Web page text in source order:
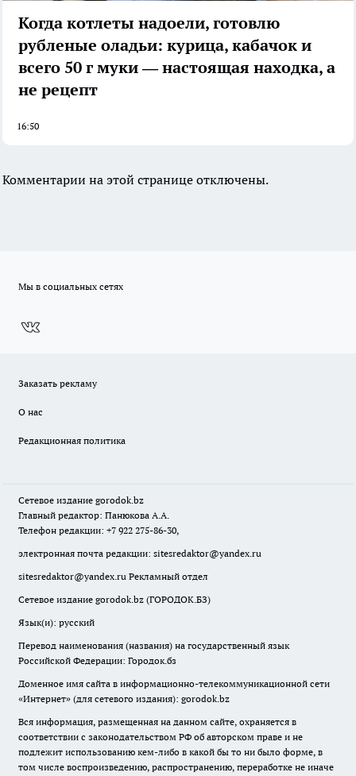
Когда котлеты надоели, готовлю
рубленые оладьи: курица, кабачок и
всего 50 г муки — настоящая находка, а
не рецепт
16:50
Комментарии на этой странице отключены.
Мы в социальных сетях
Заказать рекламу
О нас
Редакционная политика
Сетевое издание gorodok.bz
Главный редактор: Панюкова А.А.
Телефон редакции: +7 922 275-86-30,
электронная почта редакции: sitesredaktor@yandex.ru
sitesredaktor@yandex.ru Рекламный отдел
Сетевое издание gorodok.bz (ГОРОДОК.БЗ)
Язык(и): русский
Перевод наименования (названия) на государственный язык
Российской Федерации: Городок.бз
Доменное имя сайта в информационно-телекоммуникационной сети
«Интернет» (для сетевого издания): gorodok.bz
Вся информация, размещенная на данном сайте, охраняется в
соответствии с законодательством РФ об авторском праве и не
подлежит использованию кем-либо в какой бы то ни было форме, в
том числе воспроизведению, распространению, переработке не иначе